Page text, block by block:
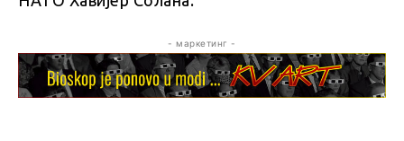
- маркетинг -